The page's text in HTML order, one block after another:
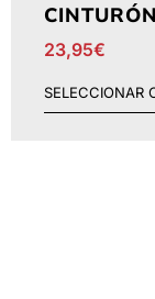
23,95€
SELECCIONAR